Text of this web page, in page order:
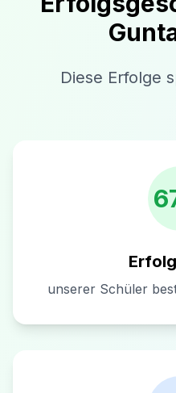
Diese Erfolge
unserer Schüler